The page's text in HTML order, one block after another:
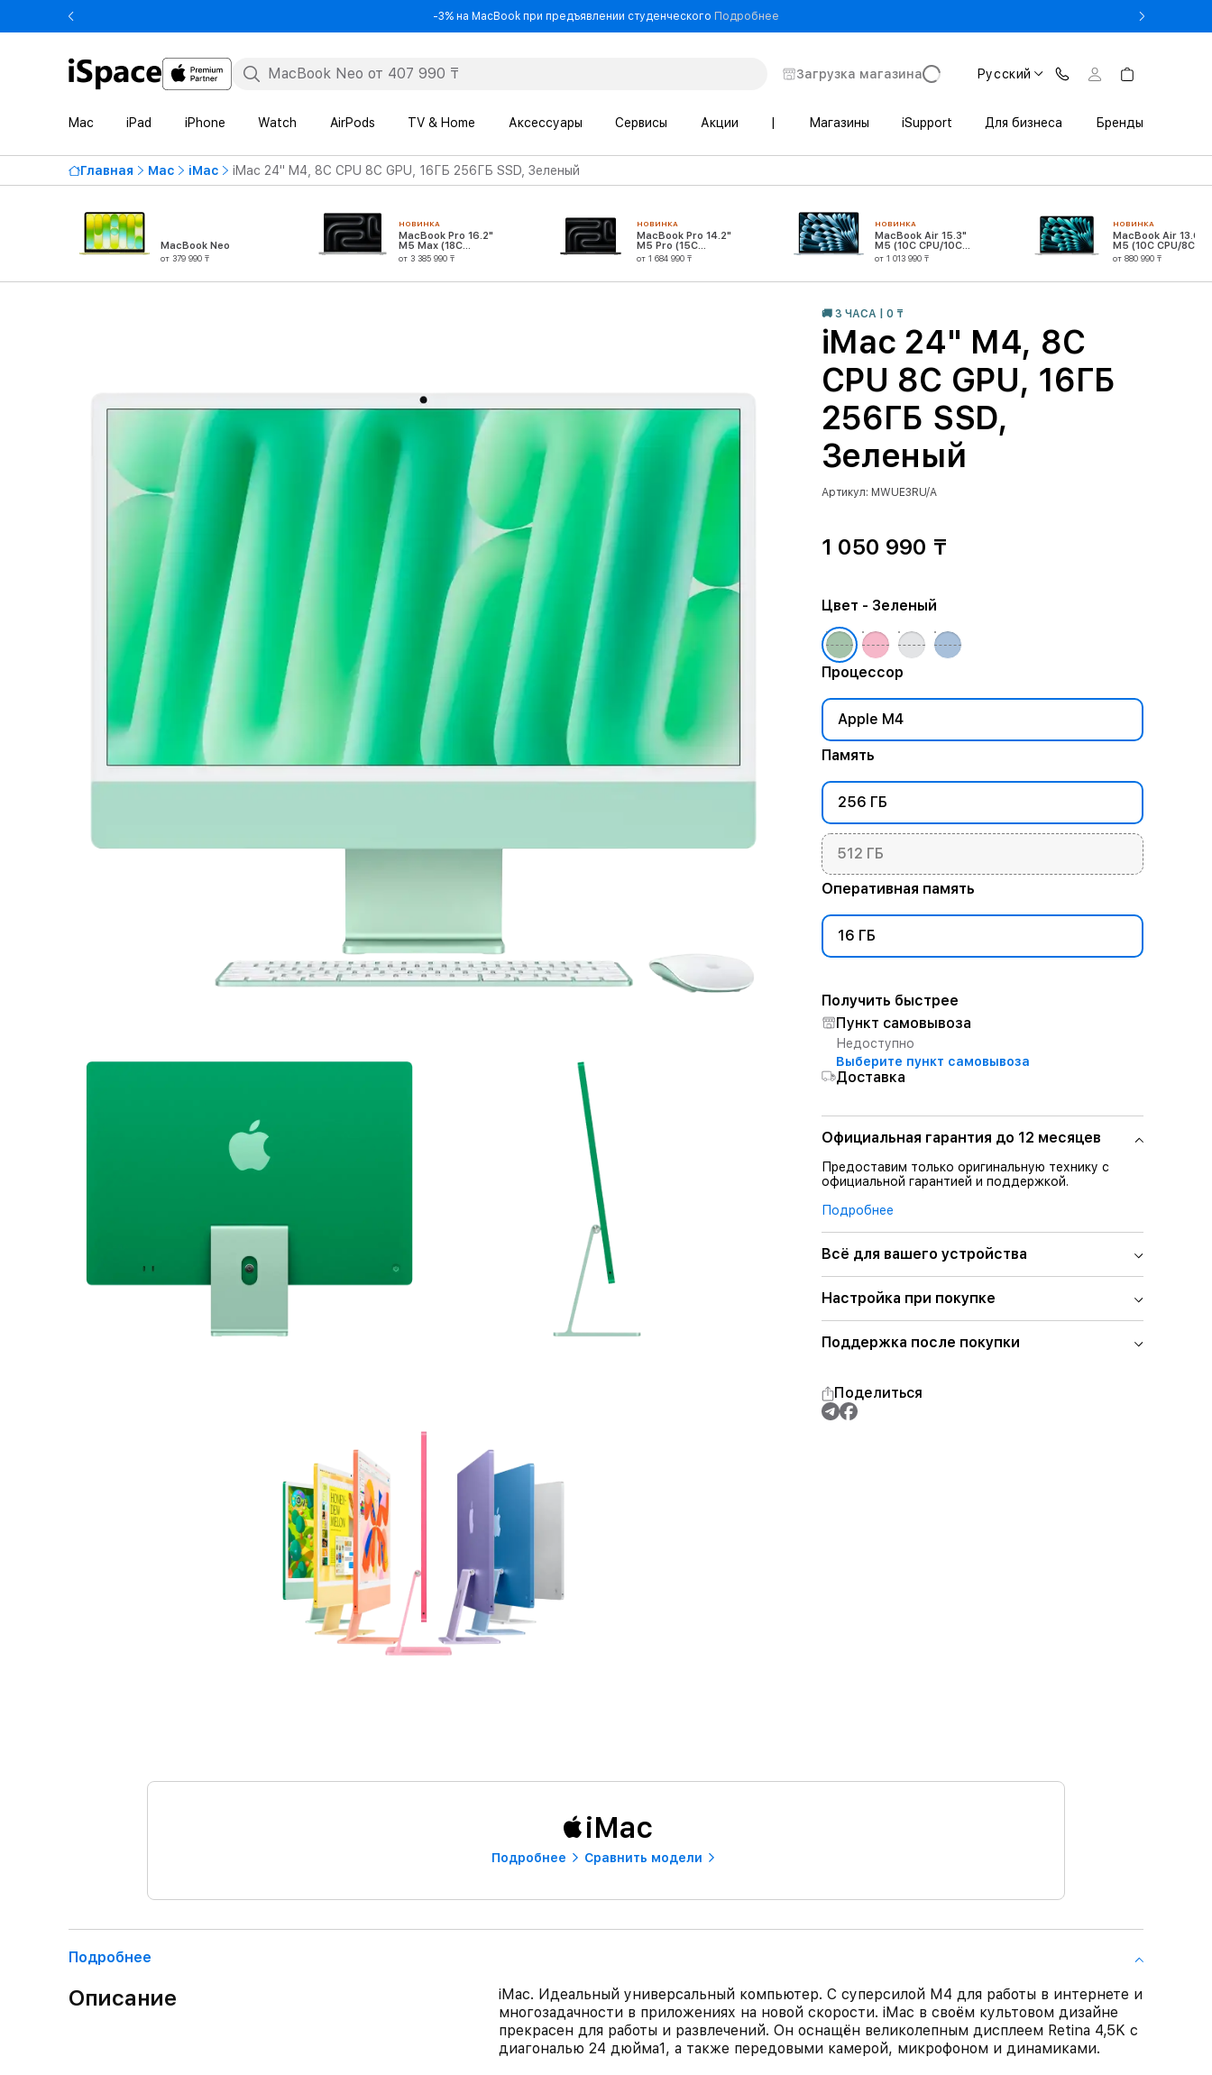
-3% на MacBook при предъявлении студенческого Подробнее
Загрузка магазина Русский
Mac iPad iPhone Watch AirPods TV & Home Аксессуары Сервисы Акции Магазины iSupport Для бизнеса Бренды
Главная Mac iMac iMac 24" M4, 8C CPU 8C GPU, 16ГБ 256ГБ SSD, Зеленый
MacBook Neo
от 379 990 ₸
НОВИНКА
MacBook Pro 16.2"
M5 Max (18C
CPU/40C GPU)
от 3 385 990 ₸
НОВИНКА
MacBook Pro 14.2"
M5 Pro (15C
CPU/16C GPU)
от 1 684 990 ₸
НОВИНКА
MacBook Air 15.3"
M5 (10C CPU/10C
GPU)
от 1 013 990 ₸
НОВИНКА
MacBook Air 13.6"
M5 (10C CPU/8C
GPU)
от 880 990 ₸
🚚 3 ЧАСА | 0 ₸
iMac 24" M4, 8C
CPU 8C GPU, 16ГБ
256ГБ SSD,
Зеленый
Артикул: MWUE3RU/A
1 050 990 ₸
Процессор
Apple M4
Память
256 ГБ
512 ГБ
Цвет - Зеленый
Оперативная память
16 ГБ
Получить быстрее
Пункт самовывоза
Недоступно
Выберите пункт самовывоза
Доставка
Официальная гарантия до 12 месяцев
Предоставим только оригинальную технику с
официальной гарантией и поддержкой.
Подробнее
Всё для вашего устройства
Настройка при покупке
Поддержка после покупки
Поделиться
iMac
Подробнее Сравнить модели
Подробнее
Описание
iMac. Идеальный универсальный компьютер. С суперсилой M4 для работы в интернете и
многозадачности в приложениях на новой скорости. iMac в своём культовом дизайне
прекрасен для работы и развлечений. Он оснащён великолепным дисплеем Retina 4,5K с
диагональю 24 дюйма1, а также передовыми камерой, микрофоном и динамиками.